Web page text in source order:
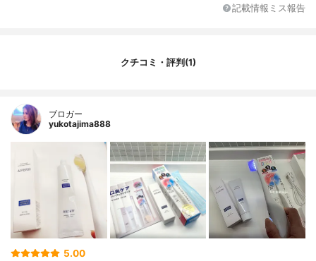
記載情報ミス報告
クチコミ・評判(1)
ブロガー
yukotajima888
5.00